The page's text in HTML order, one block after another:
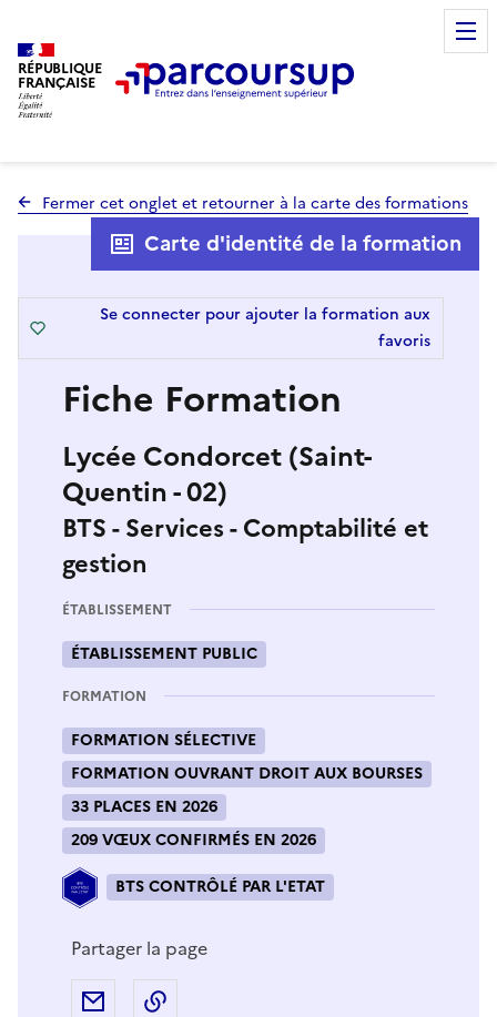
RÉPUBLIQUE
FRANÇAISE
Fermer cet onglet et retourner à la carte des formations
Fiche Formation
Lycée Condorcet (Saint-
Quentin - 02)
BTS - Services - Comptabilité et
gestion
Carte d'identité de la formation
Se connecter pour ajouter la formation aux
favoris
ÉTABLISSEMENT
ÉTABLISSEMENT PUBLIC
FORMATION
FORMATION SÉLECTIVE
FORMATION OUVRANT DROIT AUX BOURSES
33 PLACES EN 2026
209 VŒUX CONFIRMÉS EN 2026
BTS CONTRÔLÉ PAR L'ETAT
Partager la page
Partager par e-mail